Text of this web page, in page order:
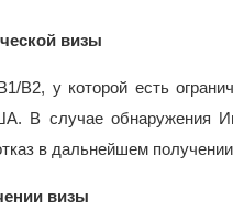
визы
В2, у которой есть
В случае обнаружения
в дальнейшем
визы